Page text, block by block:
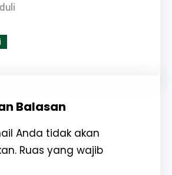
Balasan
Anda tidak akan
Ruas yang wajib